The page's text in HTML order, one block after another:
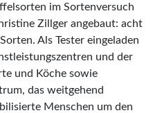
im Sortenversuch
Zillger angebaut: acht
Als Tester eingeladen
und der
und Köche sowie
das weitgehend
Menschen um den